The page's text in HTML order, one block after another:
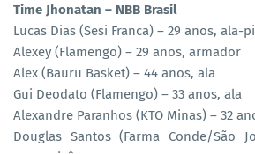
Time Jhonatan – NBB Brasil
Lucas Dias (Sesi Franca) – 29 anos, ala-
Alexey (Flamengo) – 29 anos, armador
Alex (Bauru Basket) – 44 anos, ala
Gui Deodato (Flamengo) – 33 anos, ala
Alexandre Paranhos (KTO Minas) – 32
Douglas Santos (Farma Conde/São